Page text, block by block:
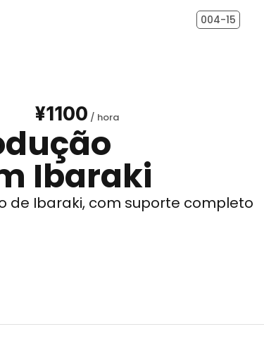
004-15
¥1100
Ibaraki
de Ibaraki, com suporte completo